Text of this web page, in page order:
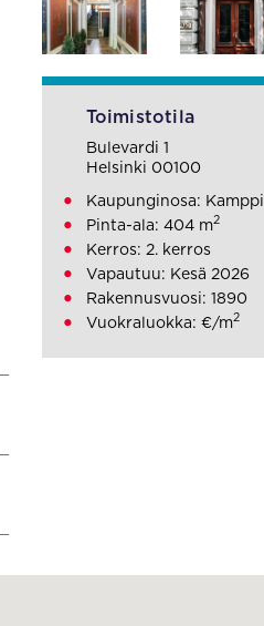
Toimistotila
Bulevardi 1
Helsinki 00100
Kaupunginosa: Kamppi
Pinta-ala: 404 m2
Kerros: 2. kerros
Vapautuu: Kesä 2026
Rakennusvuosi: 1890
Vuokraluokka: €/m2